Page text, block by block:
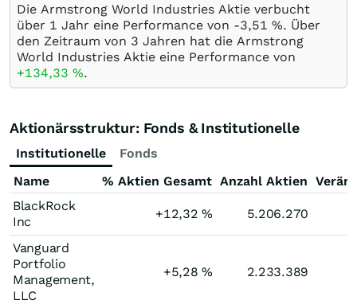
Die Armstrong World Industries Aktie verbucht
über 1 Jahr eine Performance von -3,51 %. Über
den Zeitraum von 3 Jahren hat die Armstrong
World Industries Aktie eine Performance von
+134,33 %.
Aktionärsstruktur: Fonds & Institutionelle
Institutionelle
Fonds
Name
% Aktien Gesamt Anzahl Aktien
BlackRock
Inc
+12,32% 5.206.270
Vanguard
Portfolio
Management,
LLC
+5,28% 2.233.389